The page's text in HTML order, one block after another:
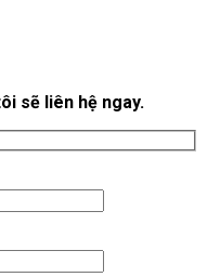
sẽ liên hệ ngay.